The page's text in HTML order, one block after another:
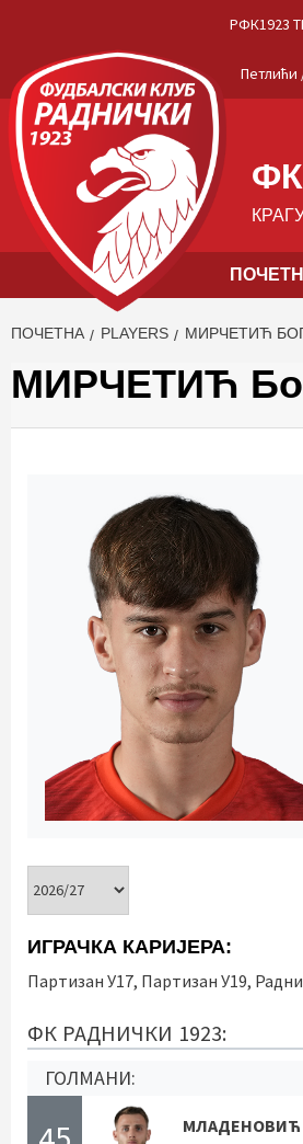
content
РФК1923
Петлићи
ПОЧЕТНА PLAYERS МИРЧЕТИЋ
МИРЧЕТИЋ
ИГРАЧКА КАРИЈЕРА:
Партизан У17, Партизан У19,
ФК РАДНИЧКИ 1923:
ГОЛМАНИ:
МЛАДЕНОВИЋ